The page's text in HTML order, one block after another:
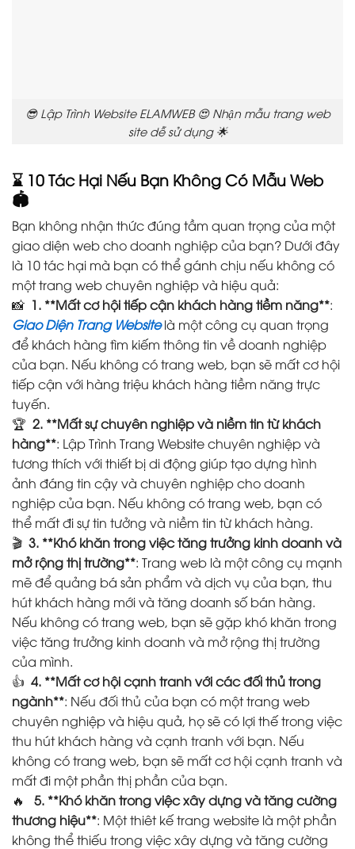
😎 Lập Trình Website ELAMWEB 😍 Nhận mẫu trang web
site dễ sử dụng 🌟
⌛️ 10 Tác Hại Nếu Bạn Không Có Mẫu Web
🏟️
Bạn không nhận thức đúng tầm quan trọng của một
giao diện web cho doanh nghiệp của bạn? Dưới đây
là 10 tác hại mà bạn có thể gánh chịu nếu không có
một trang web chuyên nghiệp và hiệu quả:
📸 1. **Mất cơ hội tiếp cận khách hàng tiềm năng**:
Giao Diện Trang Websitelà một công cụ quan trọng
để khách hàng tìm kiếm thông tin về doanh nghiệp
của bạn. Nếu không có trang web, bạn sẽ mất cơ hội
tiếp cận với hàng triệu khách hàng tiềm năng trực
tuyến.
🏆 2. **Mất sự chuyên nghiệp và niềm tin từ khách
hàng**: Lập Trình Trang Website chuyên nghiệp và
tương thích với thiết bị di động giúp tạo dựng hình
ảnh đáng tin cậy và chuyên nghiệp cho doanh
nghiệp của bạn. Nếu không có trang web, bạn có
thể mất đi sự tin tưởng và niềm tin từ khách hàng.
🎬 3. **Khó khăn trong việc tăng trưởng kinh doanh và
mở rộng thị trường**: Trang web là một công cụ mạnh
mẽ để quảng bá sản phẩm và dịch vụ của bạn, thu
hút khách hàng mới và tăng doanh số bán hàng.
Nếu không có trang web, bạn sẽ gặp khó khăn trong
việc tăng trưởng kinh doanh và mở rộng thị trường
của mình.
👍 4. **Mất cơ hội cạnh tranh với các đối thủ trong
ngành**: Nếu đối thủ của bạn có một trang web
chuyên nghiệp và hiệu quả, họ sẽ có lợi thế trong việc
thu hút khách hàng và cạnh tranh với bạn. Nếu
không có trang web, bạn sẽ mất cơ hội cạnh tranh và
mất đi một phần thị phần của bạn.
🔥
5. **Khó khăn trong việc xây dựng và tăng cường
thương hiệu**: Một thiêt kế trang website là một phần
không thể thiếu trong việc xây dựng và tăng cường